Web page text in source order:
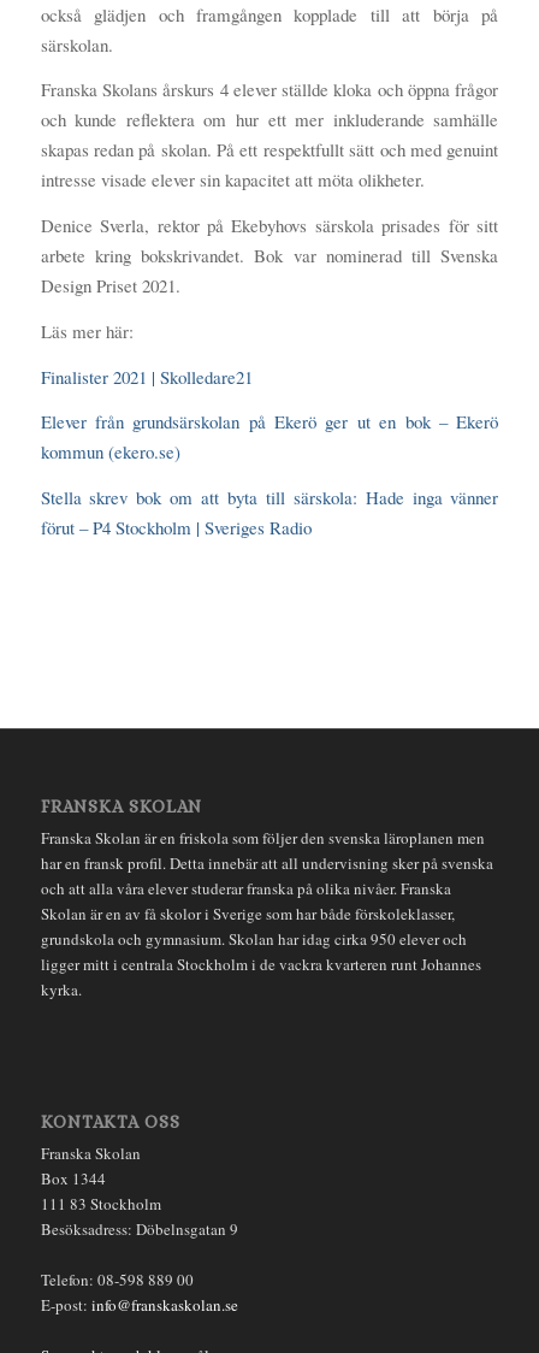
också glädjen och framgången kopplade till att börja på
särskolan.
Franska Skolans årskurs 4 elever ställde kloka och öppna frågor
och kunde reflektera om hur ett mer inkluderande samhälle
skapas redan på skolan. På ett respektfullt sätt och med genuint
intresse visade elever sin kapacitet att möta olikheter.
Denice Sverla, rektor på Ekebyhovs särskola prisades för sitt
arbete kring bokskrivandet. Bok var nominerad till Svenska
Design Priset 2021.
Läs mer här:
Finalister 2021 | Skolledare21
Elever från grundsärskolan på Ekerö ger ut en bok – Ekerö
kommun (ekero.se)
Stella skrev bok om att byta till särskola: Hade inga vänner
förut – P4 Stockholm | Sveriges Radio
FRANSKA SKOLAN
Franska Skolan är en friskola som följer den svenska läroplanen men
har en fransk profil. Detta innebär att all undervisning sker på svenska
och att alla våra elever studerar franska på olika nivåer. Franska
Skolan är en av få skolor i Sverige som har både förskoleklasser,
grundskola och gymnasium. Skolan har idag cirka 950 elever och
ligger mitt i centrala Stockholm i de vackra kvarteren runt Johannes
kyrka.
KONTAKTA OSS
Franska Skolan
Box 1344
111 83 Stockholm
Besöksadress: Döbelnsgatan 9
Telefon: 08-598 889 00
E-post: info@franskaskolan.se